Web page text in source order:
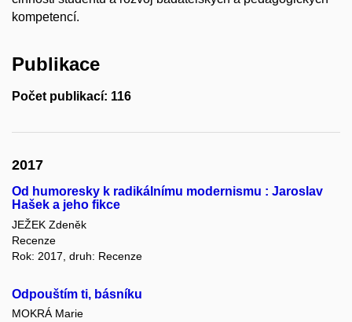
kompetencí.
Publikace
Počet publikací: 116
2017
Od humoresky k radikálnímu modernismu : Jaroslav
Hašek a jeho fikce
JEŽEK Zdeněk
Recenze
Rok: 2017, druh: Recenze
Odpouštím ti, básníku
MOKRÁ Marie